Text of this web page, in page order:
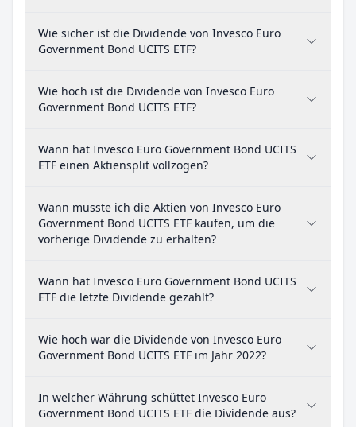
Wie sicher ist die Dividende von Invesco Euro
Government Bond UCITS ETF?
Wie hoch ist die Dividende von Invesco Euro
Government Bond UCITS ETF?
Wann hat Invesco Euro Government Bond UCITS
ETF einen Aktiensplit vollzogen?
Wann musste ich die Aktien von Invesco Euro
Government Bond UCITS ETF kaufen, um die
vorherige Dividende zu erhalten?
Wann hat Invesco Euro Government Bond UCITS
ETF die letzte Dividende gezahlt?
Wie hoch war die Dividende von Invesco Euro
Government Bond UCITS ETF im Jahr 2022?
In welcher Währung schüttet Invesco Euro
Government Bond UCITS ETF die Dividende aus?